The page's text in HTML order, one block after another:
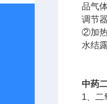
品气
调节
②加热
水结
中药
1、二